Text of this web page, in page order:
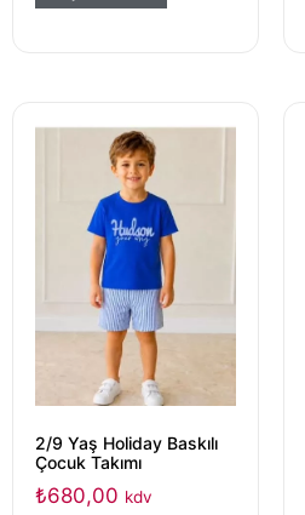
2/9 Yaş Holiday Baskılı
Çocuk Takımı
₺680,00 kdv